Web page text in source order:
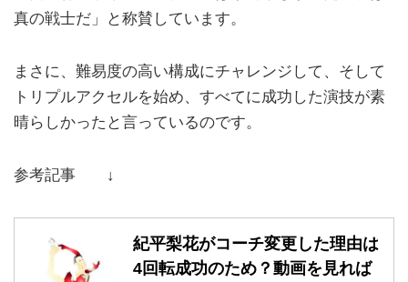
真の戦士だ」と称賛しています。
まさに、難易度の高い構成にチャレンジして、そして
トリプルアクセルを始め、すべてに成功した演技が素
晴らしかったと言っているのです。
参考記事 ↓
紀平梨花がコーチ変更した理由は
4回転成功のため？動画を見れば